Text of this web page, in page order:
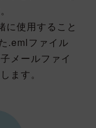
使用すること
.emlファイル
メールファイ
ます。